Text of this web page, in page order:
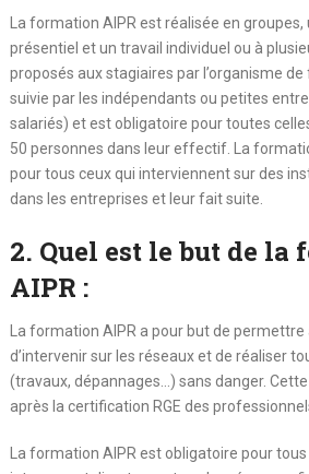
La formation AIPR est réalisée en
présentiel et un travail individuel ou à
proposés aux stagiaires par l’organisme
suivie par les indépendants ou petites
salariés) et est obligatoire pour toutes
50 personnes dans leur effectif. La
pour tous ceux qui interviennent sur des
dans les entreprises et leur fait suite.
2. Quel est le but de la
AIPR :
La formation AIPR a pour but de
d’intervenir sur les réseaux et de réaliser
(travaux, dépannages…) sans danger.
après la certification RGE des
La formation AIPR est obligatoire pour